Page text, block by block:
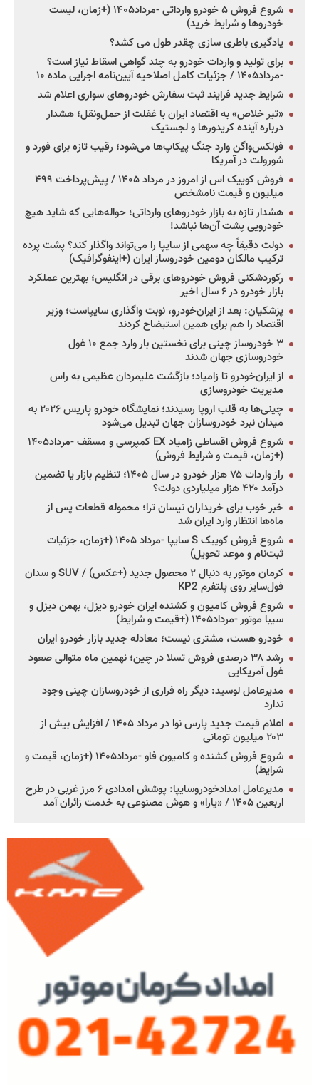
شروع فروش ۵ خودرو وارداتی -مرداد۱۴۰۵ (+زمان، لیست
خودروها و شرایط خرید)
یادگیری باطری سازی چقدر طول می کشد؟
برای تولید و واردات خودرو به چند گواهی اسقاط نیاز است؟
-مرداد۱۴۰۵ / جزئیات کامل اصلاحیه آیین‌نامه اجرایی ماده ۱۰
شرایط جدید فرایند ثبت سفارش خودروهای سواری اعلام شد
«تیر خلاص» به اقتصاد ایران با غفلت از حمل‌ونقل؛ هشدار
درباره آینده کریدورها و لجستیک
فولکس‌واگن وارد جنگ پیکاپ‌ها می‌شود؛ رقیب تازه برای فورد و
شورولت در آمریکا
فروش کوییک اس از امروز در مرداد ۱۴۰۵ / پیش‌پرداخت ۴۹۹
میلیون و قیمت نامشخص
هشدار تازه به بازار خودروهای وارداتی؛ حواله‌هایی که شاید هیچ
خودرویی پشت آن‌ها نباشد!
دولت دقیقاً چه سهمی از سایپا را می‌تواند واگذار کند؟ پشت پرده
ترکیب مالکان دومین خودروساز ایران (+اینفوگرافیک)
رکوردشکنی فروش خودروهای برقی در انگلیس؛ بهترین عملکرد
بازار خودرو در ۶ سال اخیر
پزشکیان: بعد از ایران‌خودرو، نوبت واگذاری سایپاست؛ وزیر
اقتصاد را هم برای همین استیضاح کردند
۳ خودروساز چینی برای نخستین بار وارد جمع ۱۰ غول
خودروسازی جهان شدند
از ایران‌خودرو تا زامیاد؛ بازگشت علیمردان عظیمی به راس
مدیریت خودروسازی
چینی‌ها به قلب اروپا رسیدند؛ نمایشگاه خودرو پاریس ۲۰۲۶ به
میدان نبرد خودروسازان جهان تبدیل می‌شود
شروع فروش اقساطی زامیاد EX کمپرسی و مسقف -مرداد۱۴۰۵
(+زمان، قیمت و شرایط فروش)
راز واردات ۷۵ هزار خودرو در سال ۱۴۰۵؛ تنظیم بازار یا تضمین
درآمد ۴۲۰ هزار میلیاردی دولت؟
خبر خوب برای خریداران نیسان ترا؛ محموله قطعات پس از
ماه‌ها انتظار وارد ایران شد
شروع فروش کوییک S سایپا -مرداد ۱۴۰۵ (+زمان، جزئیات
ثبت‌نام و موعد تحویل)
کرمان موتور به دنبال ۲ محصول جدید (+عکس) / SUV و سدان
فول‌سایز روی پلتفرم KP2
شروع فروش کامیون و کشنده ایران خودرو دیزل، بهمن دیزل و
سیبا موتور -مرداد۱۴۰۵ (+قیمت و شرایط)
خودرو هست، مشتری نیست؛ معادله جدید بازار خودرو ایران
رشد ۳۸ درصدی فروش تسلا در چین؛ نهمین ماه متوالی صعود
غول آمریکایی
مدیرعامل لوسید: دیگر راه فراری از خودروسازان چینی وجود
ندارد
اعلام قیمت جدید پارس نوا در مرداد ۱۴۰۵ / افزایش بیش از
۲۰۳ میلیون تومانی
شروع فروش کشنده و کامیون فاو -مرداد۱۴۰۵ (+زمان، قیمت و
شرایط)
مدیرعامل امدادخودروسایپا: پوشش امدادی ۶ مرز غربی در طرح
اربعین ۱۴۰۵ / «یارا» و هوش مصنوعی به خدمت زائران آمد